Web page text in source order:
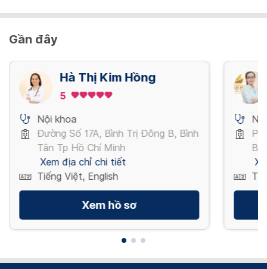
Gần đây
Hà Thị Kim Hồng
5
Nội khoa
Đường Số 17A, Bình Trị Đông B, Bình
Tân Tp Hồ Chí Minh
Xem địa chỉ chi tiết
Tiếng Việt, English
Xem hồ sơ
Ba